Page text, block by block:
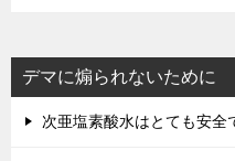
デマに煽られないために
次亜塩素酸水はとても安全